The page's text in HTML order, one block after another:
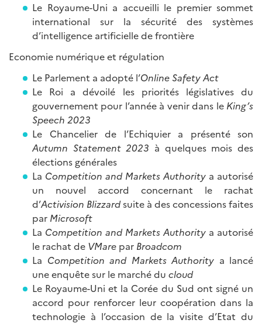
Le Royaume-Uni a accueilli le premier sommet
international sur la sécurité des systèmes
d’intelligence artificielle de frontière
Economie numérique et régulation
Le Parlement a adopté l’Online Safety Act
Le Roi a dévoilé les priorités législatives du
gouvernement pour l’année à venir dans le King’s
Speech 2023
Le Chancelier de l’Echiquier a présenté son
Autumn Statement 2023 à quelques mois des
élections générales
La Competition and Markets Authority a autorisé
un nouvel accord concernant le rachat
d’Activision Blizzardsuite à des concessions faites
par Microsoft
La Competition and Markets Authority a autorisé
le rachat de VMare par Broadcom
La Competition and Markets Authority a lancé
une enquête sur le marché du cloud
Le Royaume-Uni et la Corée du Sud ont signé un
accord pour renforcer leur coopération dans la
technologie à l’occasion de la visite d’Etat du